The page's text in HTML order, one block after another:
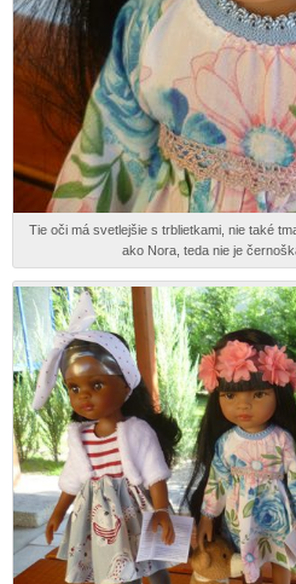
Tie oči má svetlejšie s trblietkami, nie také
ako Nora, teda nie je